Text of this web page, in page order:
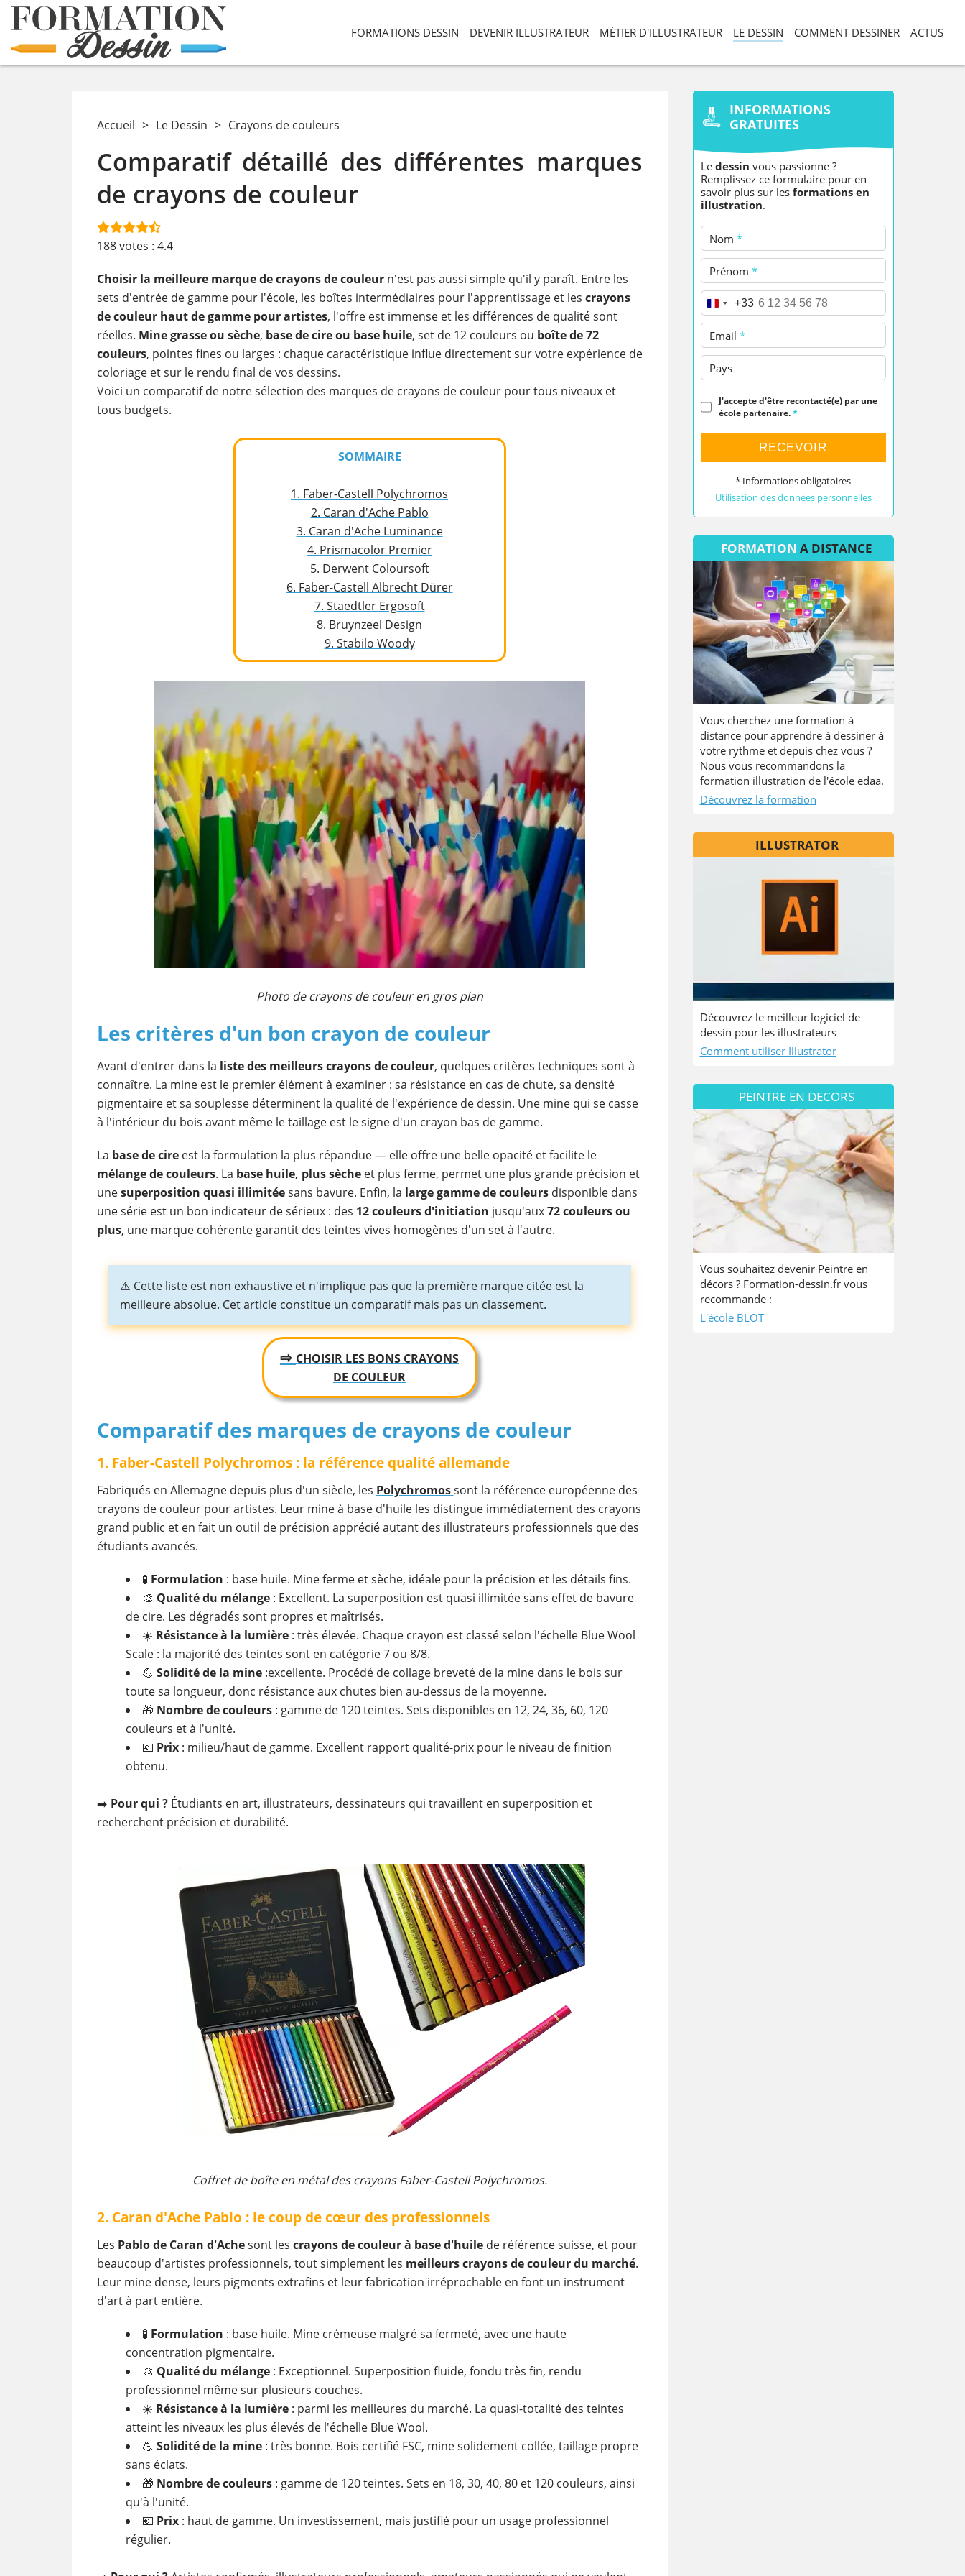
FORMATIONS DESSIN DEVENIR ILLUSTRATEUR MÉTIER D'ILLUSTRATEUR LE DESSIN COMMENT DESSINER ACTUS
Accueil > Le Dessin > Crayons de couleurs
Comparatif détaillé des différentes marques
de crayons de couleur
188votes : 4.4
Choisir la meilleure marque de crayons de couleurn'est pas aussi simple qu'il y paraît. Entre les
sets d'entrée de gamme pour l'école, les boîtes intermédiaires pour l'apprentissage et les crayons
de couleur haut de gamme pour artistes, l'offre est immense et les différences de qualité sont
réelles. Mine grasse ou sèche, base de cire ou base huile, set de 12 couleurs ou boîte de 72
couleurs, pointes fines ou larges : chaque caractéristique influe directement sur votre expérience de
coloriage et sur le rendu final de vos dessins.
Voici un comparatif de notre sélection des marques de crayons de couleur pour tous niveaux et
tous budgets.
SOMMAIRE
1. Faber-Castell Polychromos
2. Caran d'Ache Pablo
3. Caran d'Ache Luminance
4. Prismacolor Premier
5. Derwent Coloursoft
6. Faber-Castell Albrecht Dürer
7. Staedtler Ergosoft
8. Bruynzeel Design
9. Stabilo Woody
Photo de crayons de couleur en gros plan
Les critères d'un bon crayon de couleur
Avant d'entrer dans la liste des meilleurs crayons de couleur, quelques critères techniques sont à
connaître. La mine est le premier élément à examiner : sa résistance en cas de chute, sa densité
pigmentaire et sa souplesse déterminent la qualité de l'expérience de dessin. Une mine qui se casse
à l'intérieur du bois avant même le taillage est le signe d'un crayon bas de gamme.
La base de cireest la formulation la plus répandue — elle offre une belle opacité et facilite le
mélange de couleurs. La base huile, plus sècheet plus ferme, permet une plus grande précision et
unesuperposition quasi illimitéesans bavure. Enfin, la large gamme de couleursdisponible dans
une série est un bon indicateur de sérieux : des 12 couleurs d'initiation jusqu'aux72 couleurs ou
plus, une marque cohérente garantit des teintes vives homogènes d'un set à l'autre.
⚠️ Cette liste est non exhaustive et n'implique pas que la première marque citée est la
meilleure absolue. Cet article constitue un comparatif mais pas un classement.
⇨ CHOISIR LES BONS CRAYONS
DE COULEUR
Comparatif des marques de crayons de couleur
1. Faber-Castell Polychromos : la référence qualité allemande
Fabriqués en Allemagne depuis plus d'un siècle, les Polychromos sont la référence européenne des
crayons de couleur pour artistes. Leur mine à base d'huile les distingue immédiatement des crayons
grand public et en fait un outil de précision apprécié autant des illustrateurs professionnels que des
étudiants avancés.
🧪 Formulation : base huile. Mine ferme et sèche, idéale pour la précision et les détails fins.
🎨 Qualité du mélange: Excellent. La superposition est quasi illimitée sans effet de bavure
de cire. Les dégradés sont propres et maîtrisés.
☀️ Résistance à la lumière: très élevée. Chaque crayon est classé selon l'échelle Blue Wool
Scale : la majorité des teintes sont en catégorie 7 ou 8/8.
💪 Solidité de la mine:excellente. Procédé de collage breveté de la mine dans le bois sur
toute sa longueur, donc résistance aux chutes bien au-dessus de la moyenne.
🎁 Nombre de couleurs: gamme de 120 teintes. Sets disponibles en 12, 24, 36, 60, 120
couleurs et à l'unité.
💶 Prix: milieu/haut de gamme. Excellent rapport qualité-prix pour le niveau de finition
obtenu.
➡️ Pour qui ?Étudiants en art, illustrateurs, dessinateurs qui travaillent en superposition et
recherchent précision et durabilité.
Coffret de boîte en métal des crayons Faber-Castell Polychromos.
2. Caran d'Ache Pablo : le coup de cœur des professionnels
Les Pablo de Caran d'Achesont les crayons de couleur à base d'huile de référence suisse, et pour
beaucoup d'artistes professionnels, tout simplement les meilleurs crayons de couleur du marché.
Leur mine dense, leurs pigments extrafins et leur fabrication irréprochable en font un instrument
d'art à part entière.
🧪 Formulation : base huile. Mine crémeuse malgré sa fermeté, avec une haute
concentration pigmentaire.
🎨 Qualité du mélange: Exceptionnel. Superposition fluide, fondu très fin, rendu
professionnel même sur plusieurs couches.
☀️ Résistance à la lumière: parmi les meilleures du marché. La quasi-totalité des teintes
atteint les niveaux les plus élevés de l'échelle Blue Wool.
💪 Solidité de la mine: très bonne. Bois certifié FSC, mine solidement collée, taillage propre
sans éclats.
🎁 Nombre de couleurs: gamme de 120 teintes. Sets en 18, 30, 40, 80 et 120 couleurs, ainsi
qu'à l'unité.
💶 Prix: haut de gamme. Un investissement, mais justifié pour un usage professionnel
régulier.
INFORMATIONS
GRATUITES
Le dessin vous passionne ?
Remplissez ce formulaire pour en
savoir plus sur les formations en
illustration.
Nom *
Prénom *
Téléphone*
+33
Email *
Pays
J'accepte d'être recontacté(e) par une
école partenaire.*
RECEVOIR
* Informations obligatoires
Utilisation des données personnelles
FORMATION A DISTANCE
Vous cherchez une formation à
distance pour apprendre à dessiner à
votre rythme et depuis chez vous ?
Nous vous recommandons la
formation illustration de l'école edaa.
Découvrez la formation
ILLUSTRATOR
Découvrez le meilleur logiciel de
dessin pour les illustrateurs
Comment utiliser Illustrator
PEINTRE EN DECORS
Vous souhaitez devenir Peintre en
décors ? Formation-dessin.fr vous
recommande :
L'école BLOT